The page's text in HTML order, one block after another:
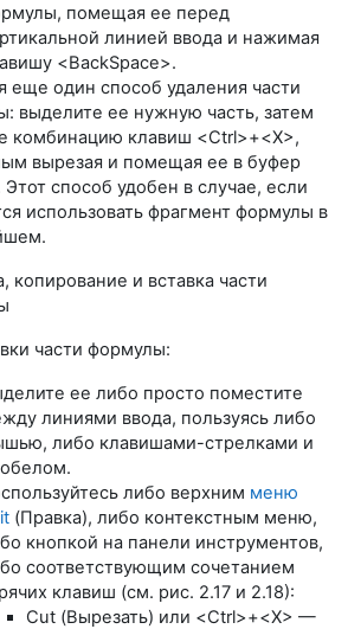
помещая ее перед
линией ввода и нажимая
<BackSpace>.
еще один способ удаления части
выделите ее нужную часть, затем
комбинацию клавиш <Ctrl>+<X>,
вырезая и помещая ее в буфер
способ удобен в случае, если
использовать фрагмент формулы в
копирование и вставка части
части формулы:
ее либо просто поместите
линиями ввода, пользуясь либо
либо клавишами-стрелками и
либо верхним меню
(Правка), либо контекстным меню,
кнопкой на панели инструментов,
соответствующим сочетанием
клавиш (см. рис. 2.17 и 2.18):
Cut (Вырезать) или <Ctrl>+<X> —